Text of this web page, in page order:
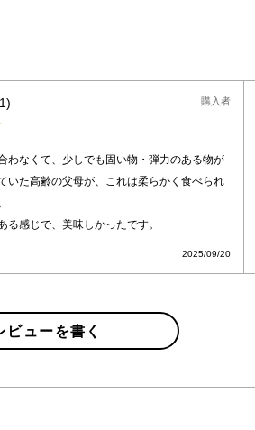
1 購入者
2025/09/20
わなくて、少しでも固い物・弾力のある物が
いた高齢の父母が、これは柔らかく食べられ
る感じで、美味しかったです。
ビューを書く